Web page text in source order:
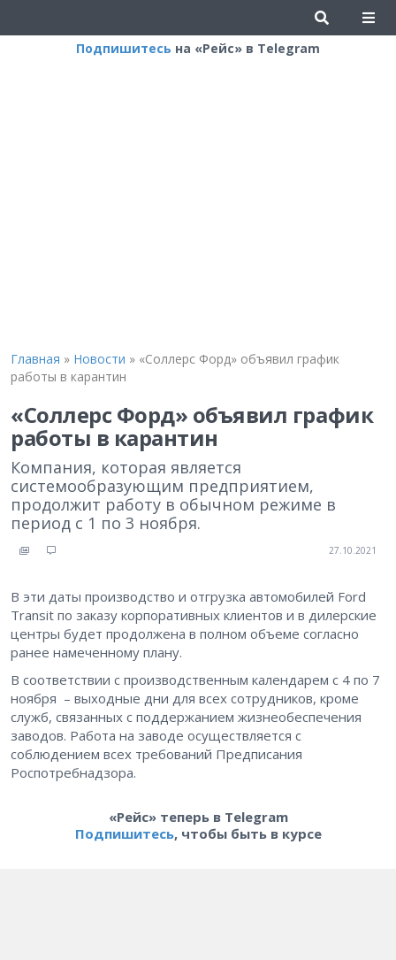
Подпишитесь на «Рейс» в Telegram
Главная » Новости » «Соллерс Форд» объявил график
работы в карантин
«Соллерс Форд» объявил график
работы в карантин
Компания, которая является
системообразующим предприятием,
продолжит работу в обычном режиме в
период с 1 по 3 ноября.
27.10.2021
В эти даты производство и отгрузка автомобилей Ford
Transit по заказу корпоративных клиентов и в дилерские
центры будет продолжена в полном объеме согласно
ранее намеченному плану.
В соответствии с производственным календарем с 4 по 7
ноября – выходные дни для всех сотрудников, кроме
служб, связанных с поддержанием жизнеобеспечения
заводов. Работа на заводе осуществляется с
соблюдением всех требований Предписания
Роспотребнадзора.
«Рейс» теперь в Telegram
Подпишитесь, чтобы быть в курсе